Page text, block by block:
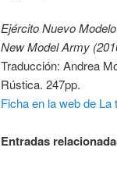
Ejército Nuevo
New Model Army
Traducción: Andrea
Rústica. 247pp.
Ficha en la web de La
Entradas